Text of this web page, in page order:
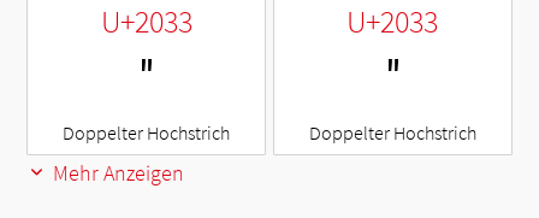
U+2033
″
Doppelter Hochstrich
U+2033
″
Doppelter Hochstrich
Mehr Anzeigen